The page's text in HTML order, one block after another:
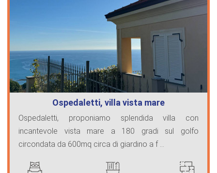
Ospedaletti, villa vista mare
Ospedaletti, proponiamo splendida villa con
incantevole vista mare a 180 gradi sul golfo
circondata da 600mq circa di giardino a f ...